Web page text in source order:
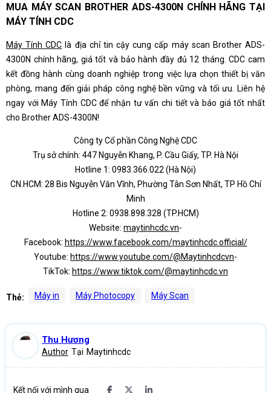
MUA MÁY SCAN BROTHER ADS-4300N CHÍNH HÃNG TẠI
MÁY TÍNH CDC
Máy Tính CDC là địa chỉ tin cậy cung cấp máy scan Brother ADS-
4300N chính hãng, giá tốt và bảo hành đầy đủ 12 tháng. CDC cam
kết đồng hành cùng doanh nghiệp trong việc lựa chọn thiết bị văn
phòng, mang đến giải pháp công nghệ bền vững và tối ưu. Liên hệ
ngay với Máy Tính CDC để nhận tư vấn chi tiết và báo giá tốt nhất
cho Brother ADS-4300N!
Công ty Cổ phần Công Nghệ CDC
Trụ sở chính: 447 Nguyễn Khang, P. Cầu Giấy, TP. Hà Nội
Hotline 1: 0983.366.022 (Hà Nội)
CN.HCM: 28 Bis Nguyễn Văn Vĩnh, Phường Tân Sơn Nhất, TP Hồ Chí
Minh
Hotline 2: 0938.898.328 (TP.HCM)
Website: maytinhcdc.vn-
Facebook: https://www.facebook.com/maytinhcdc.official/
Youtube: https://www.youtube.com/@Maytinhcdcvn-
TikTok: https://www.tiktok.com/@maytinhcdc.vn
Thẻ: Máy in Máy Photocopy Máy Scan
Thu Hương
Author Tại Maytinhcdc
Kết nối với mình qua